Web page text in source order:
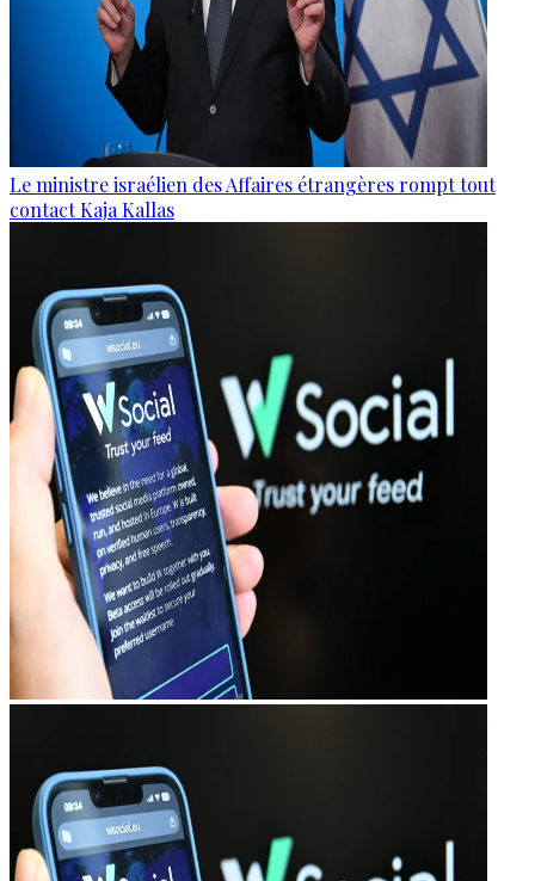
Le ministre israélien des Affaires étrangères rompt tout
contact Kaja Kallas